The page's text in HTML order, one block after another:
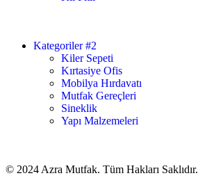
Kategoriler #2
Kiler Sepeti
Kırtasiye Ofis
Mobilya Hırdavatı
Mutfak Gereçleri
Sineklik
Yapı Malzemeleri
© 2024 Azra Mutfak. Tüm Hakları Saklıdır.